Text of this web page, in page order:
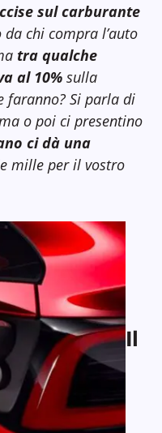
sul carburante
chi compra l’auto
tra qualche
al 10% sulla
faranno? Si parla di
o poi ci presentino
ci dà una
mille per il vostro
Il